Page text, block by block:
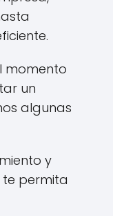
momento
un
algunas
y
te permita